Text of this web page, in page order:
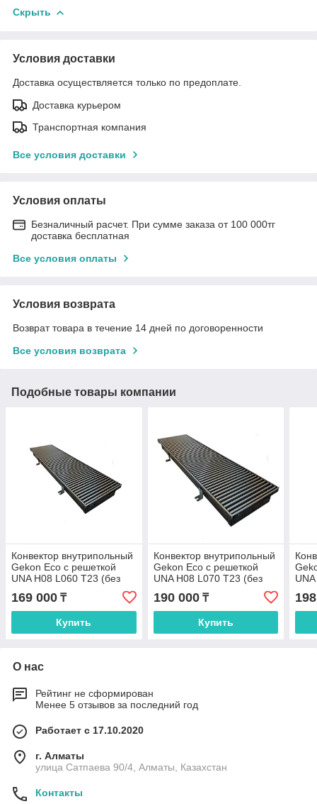
Скрыть
Условия доставки
Доставка осуществляется только по предоплате.
Доставка курьером
Транспортная компания
Все условия доставки
Условия оплаты
Безналичный расчет. При сумме заказа от 100 000тг
доставка бесплатная
Все условия оплаты
Условия возврата
Возврат товара в течение 14 дней по договоренности
Все условия возврата
Подобные товары компании
Конвектор внутрипольный
Gekon Eco с решеткой
UNA H08 L060 T23 (без
169 000 ₸
Купить
Конвектор внутрипольный
Gekon Eco с решеткой
UNA H08 L070 T23 (без
190 000₸
Купить
О нас
Рейтинг не сформирован
Менее 5 отзывов за последний год
Работает с 17.10.2020
г. Алматы
улица Сатпаева 90/4, Алматы, Казахстан
Контакты